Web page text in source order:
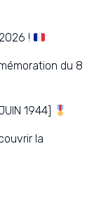
!
du 8
1944]
la